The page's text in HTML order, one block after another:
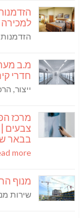
למכירה
מ.ב
חדרי
ייצור,
מרכז
צבעים |
בבאר
more [...]
מנוף
שירות